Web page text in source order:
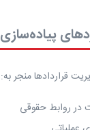
پیاده‌سازی
قراردادها منجر به:
در روابط حقوقی